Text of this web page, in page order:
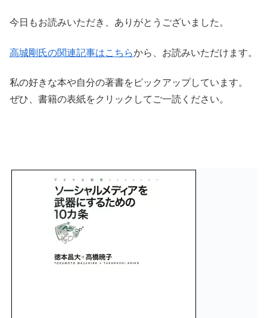
今日もお読みいただき、ありがとうございました。
高城剛氏の関連記事はこちらから、お読みいただけます。
私の好きな本や自分の著書をピックアップしています。
ぜひ、書籍の表紙をクリックしてご一読ください。